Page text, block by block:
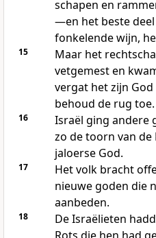
schapen en
—en het beste
fonkelende wijn,
15
Maar het
vetgemest en
vergat het zijn
behoud de rug toe.
16
Israël ging andere
zo de toorn van de
jaloerse God.
17
Het volk bracht
nieuwe goden die
aanbeden.
18
De Israëlieten